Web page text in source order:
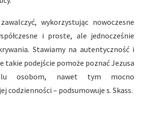
wykorzystując nowoczesne
i proste, ale jednocześnie
Stawiamy na autentyczność i
takie podejście pomoże poznać Jezusa
osobom, nawet tym mocno
codzienności – podsumowuje s. Skass.